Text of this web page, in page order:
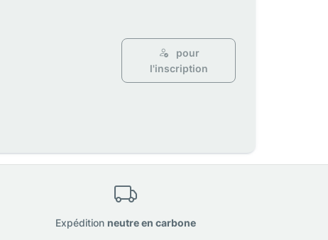
pour
l'inscription
Expédition neutre en carbone